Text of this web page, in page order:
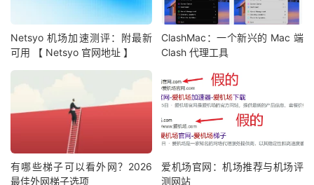
Netsyo 机场加速测评：附最新
可用 【 Netsyo 官网地址 】
ClashMac：一个新兴的 Mac 端
Clash 代理工具
有哪些梯子可以看外网？2026
最佳外网梯子选项
爱机场官网：机场推荐与机场评
测网站